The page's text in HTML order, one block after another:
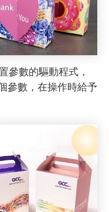
參數的驅動程式，
參數，在操作時給予